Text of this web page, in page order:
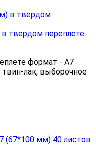
твердом переплете
формат - А7
лак, выборочное